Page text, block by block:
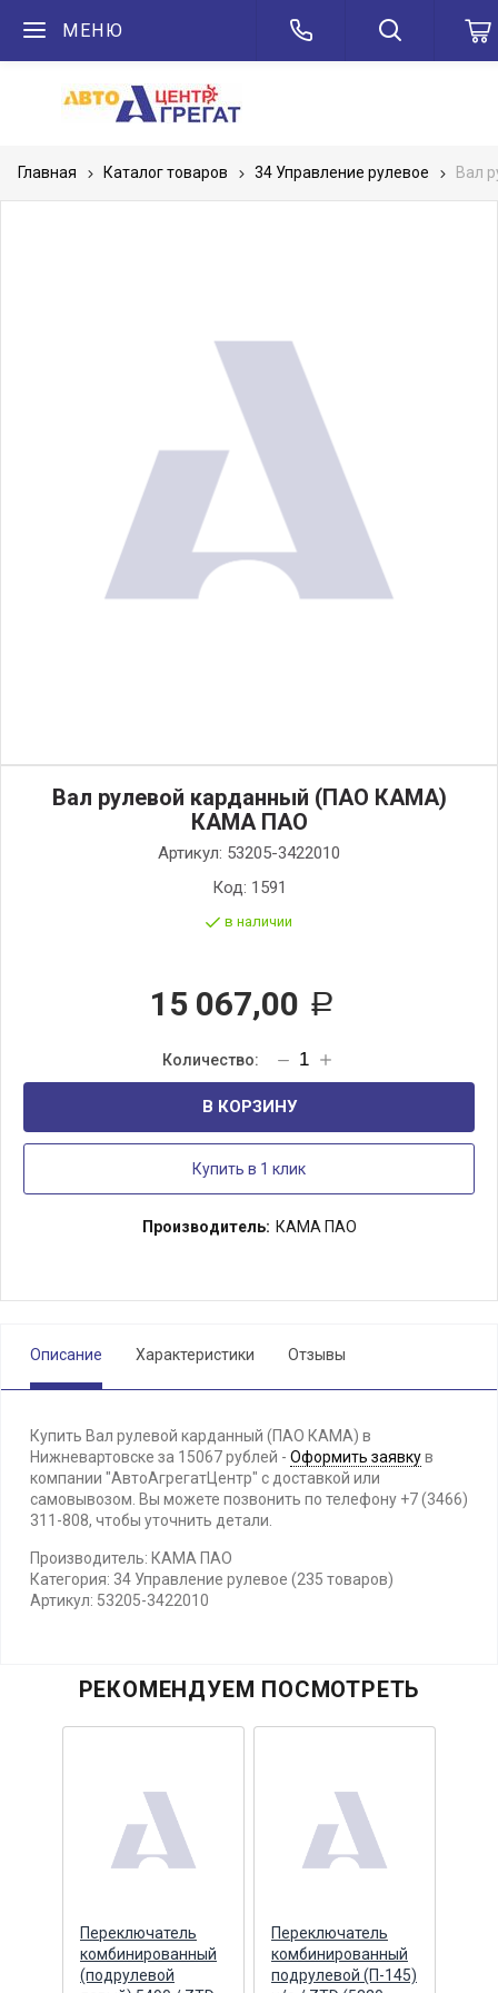
МЕНЮ
Главная Каталог товаров 34 Управление рулевое Вал
Вал рулевой карданный (ПАО КАМА)
КАМА ПАО
Артикул: 53205-3422010
Код: 1591
в наличии
15 067,00 Р
В КОРЗИНУ
Купить в 1 клик
Производитель: КАМА ПАО
Описание Характеристики Отзывы
Купить Вал рулевой карданный (ПАО КАМА) в
Нижневартовске за 15067 рублей - Оформить заявкув
компании "АвтоАгрегатЦентр" с доставкой или
самовывозом. Вы можете позвонить по телефону +7 (3466)
311-808, чтобы уточнить детали.
Производитель: КАМА ПАО
Категория: 34 Управление рулевое (235 товаров)
Артикул: 53205-3422010
РЕКОМЕНДУЕМ ПОСМОТРЕТЬ
Переключатель
комбинированный
(подрулевой
Переключатель
комбинированный
подрулевой (П-145)